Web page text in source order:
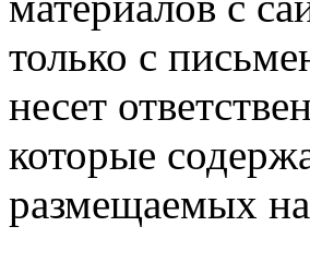
только с
несет
которые
размещаемых